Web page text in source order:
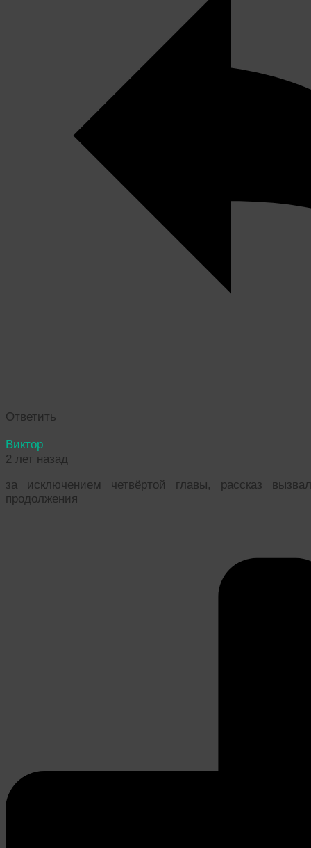
Ответить
Виктор
2 лет назад
за исключением четвёртой главы, рассказ
продолжения